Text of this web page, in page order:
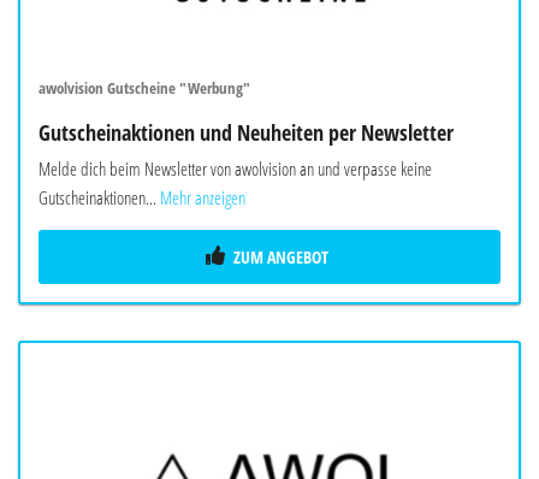
awolvision Gutscheine "Werbung"
Gutscheinaktionen und Neuheiten per Newsletter
Melde dich beim Newsletter von awolvision an und verpasse keine
Gutscheinaktionen... Mehr anzeigen
ZUM ANGEBOT